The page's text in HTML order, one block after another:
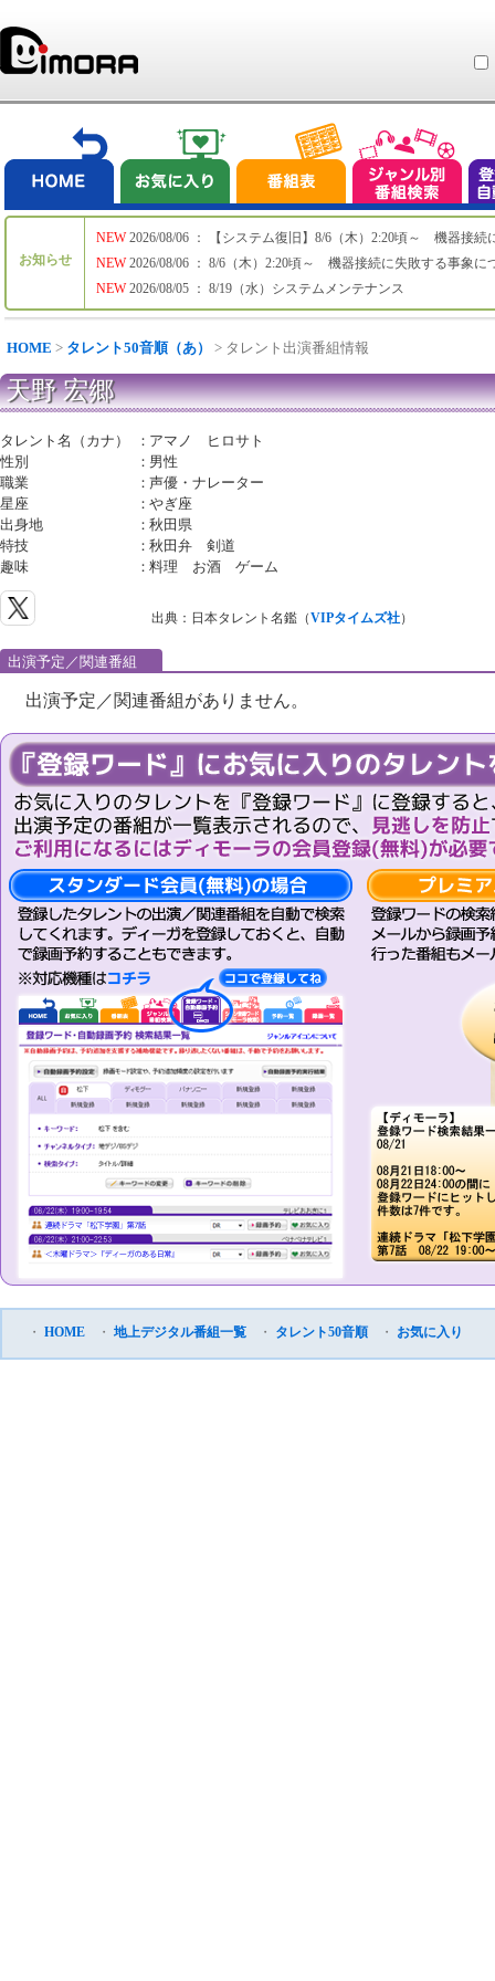
お知らせ
NEW
NEW
NEW
2026/08/06 ： 【システム復旧】8/6（木）2:20頃～ 機器接続
2026/08/06 ： 8/6（木）2:20頃～ 機器接続に失敗する事象に
2026/08/05 ： 8/19（水）システムメンテナンス
HOME > タレント50音順（あ） > タレント出演番組情報
天野 宏郷
タレント名（カナ） ： アマノ ヒロサト
性別
： 男性
職業
：声優・ナレーター
星座
：やぎ座
出身地
：秋田県
特技
：秋田弁 剣道
趣味
：料理 お酒 ゲーム
出典：日本タレント名鑑（VIPタイムズ社）
出演予定／関連番組
出演予定／関連番組がありません。
・ HOME ・ 地上デジタル番組一覧 ・ タレント50音順 ・ お気に入り